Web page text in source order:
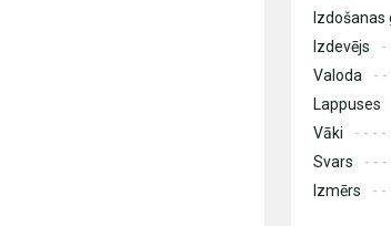
Izdošanas
Izdevējs
Valoda
Lappuses
Vāki
Svars
Izmērs